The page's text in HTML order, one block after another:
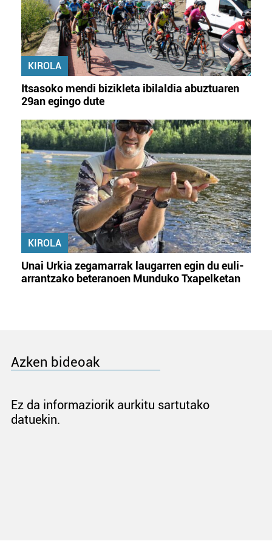
KIROLA
Itsasoko mendi bizikleta ibilaldia abuztuaren
29an egingo dute
KIROLA
Unai Urkia zegamarrak laugarren egin du euli-
arrantzako beteranoen Munduko Txapelketan
Azken bideoak
Ez da informaziorik aurkitu sartutako
datuekin.